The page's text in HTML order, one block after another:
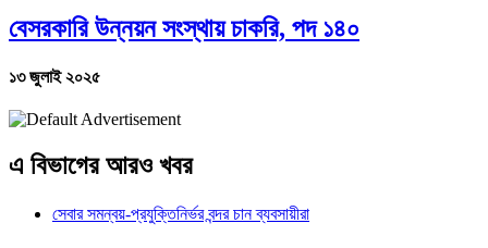
বেসরকারি উন্নয়ন সংস্থায় চাকরি, পদ ১৪০
১৩ জুলাই ২০২৫
এ বিভাগের আরও খবর
সেবার সমন্বয়-প্রযুক্তিনির্ভর বন্দর চান ব্যবসায়ীরা